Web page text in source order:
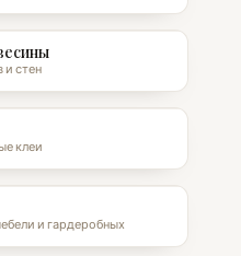
и стен
клеи
и гардеробных